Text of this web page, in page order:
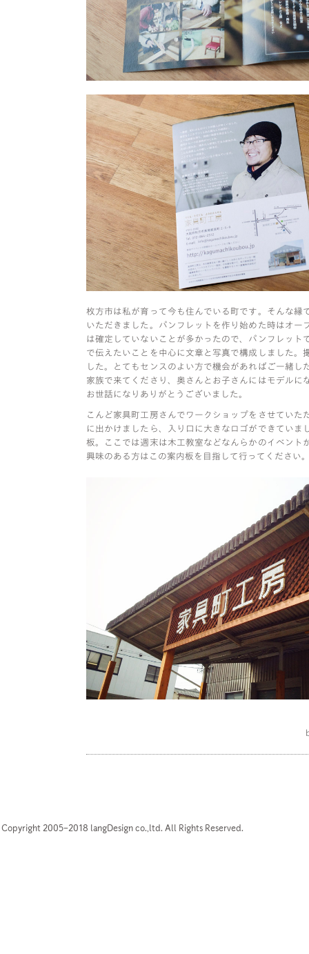
枚方市は私が育って今も住んでいる町です。そんな縁
いただきました。パンフレットを作り始めた時はオー
は確定していないことが多かったので、パンフレット
で伝えたいことを中心に文章と写真で構成しました。
した。とてもセンスのよい方で機会があればご一緒し
家族で来てくださり、奥さんとお子さんにはモデルに
お世話になりありがとうございました。
こんど家具町工房さんでワークショップをさせていた
に出かけましたら、入り口に大きなロゴができていま
板。ここでは週末は木工教室などなんらかのイベント
興味のある方はこの案内板を目指して行ってください
Copyright 2005–2018 langDesign co.,ltd. All Rights Reserved.